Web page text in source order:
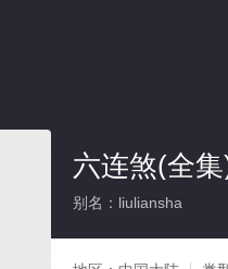
六连煞(全集
别名：liuliansha